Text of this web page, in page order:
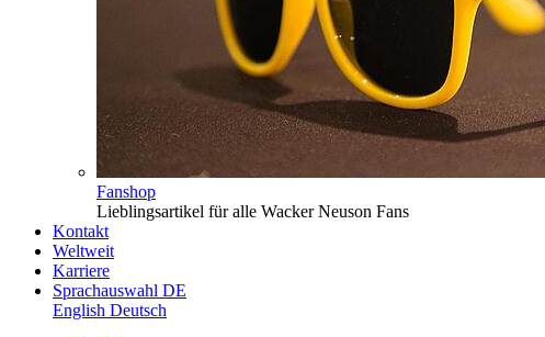
Fanshop
Lieblingsartikel für alle Wacker Neuson Fans
Kontakt
Weltweit
Karriere
Sprachauswahl DE
English Deutsch